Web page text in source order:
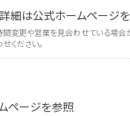
は公式ホームページ
変更や営業を見合わせている場合
ください。
ページを参照